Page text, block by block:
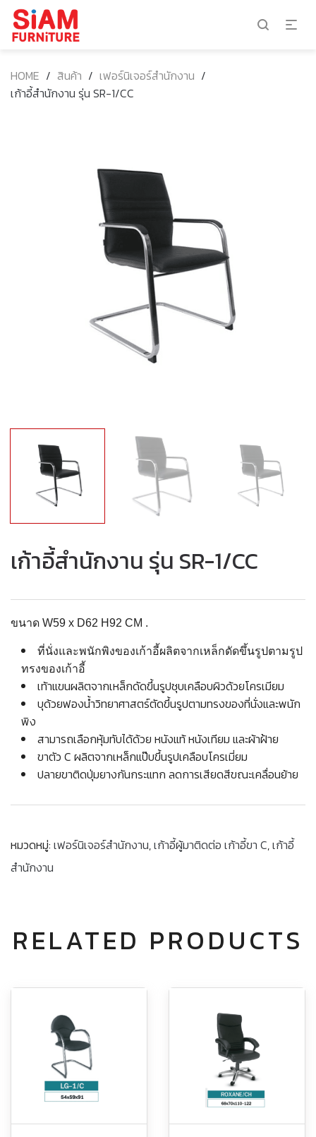
HOME / สินค้า / เฟอร์นิเจอร์สำนักงาน /
เก้าอี้สำนักงาน รุ่น SR-1/CC
เก้าอี้สำนักงาน รุ่น SR-1/CC
ขนาด W59 x D62 H92 CM .
ที่นั่งและพนักพิงของเก้าอี้ผลิตจากเหล็กดัดขึ้นรูปตามรูป
ทรงของเก้าอี้
เท้าแขนผลิตจากเหล็กดัดขึ้นรูปชุบเคลือบผิวด้วยโครเมียม
บุด้วยฟองน้ำวิทยาศาสตร์ตัดขึ้นรูปตามทรงของที่นั่งและพนัก
พิง
สามารถเลือกหุ้มทับได้ด้วย หนังแท้ หนังเทียม และผ้าฝ้าย
ขาตัว C ผลิตจากเหล็กแป๊บขึ้นรูปเคลือบโครเมี่ยม
ปลายขาติดปุ่มยางกันกระแทก ลดการเสียดสีขณะเคลื่อนย้าย
หมวดหมู่: เฟอร์นิเจอร์สำนักงาน,เก้าอี้ผู้มาติดต่อ เก้าอี้ขา C,เก้าอี้
สำนักงาน
RELATED PRODUCTS